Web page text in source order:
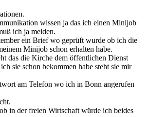
wissen ja das ich einen Minijob
ich ja melden.
ein Brief wo geprüft wurde ob ich die
Minijob schon erhalten habe.
das die Kirche dem öffentlichen Dienst
sie schon bekommen habe steht sie mir
am Telefon wo ich in Bonn angerufen
in der freien Wirtschaft würde ich beides